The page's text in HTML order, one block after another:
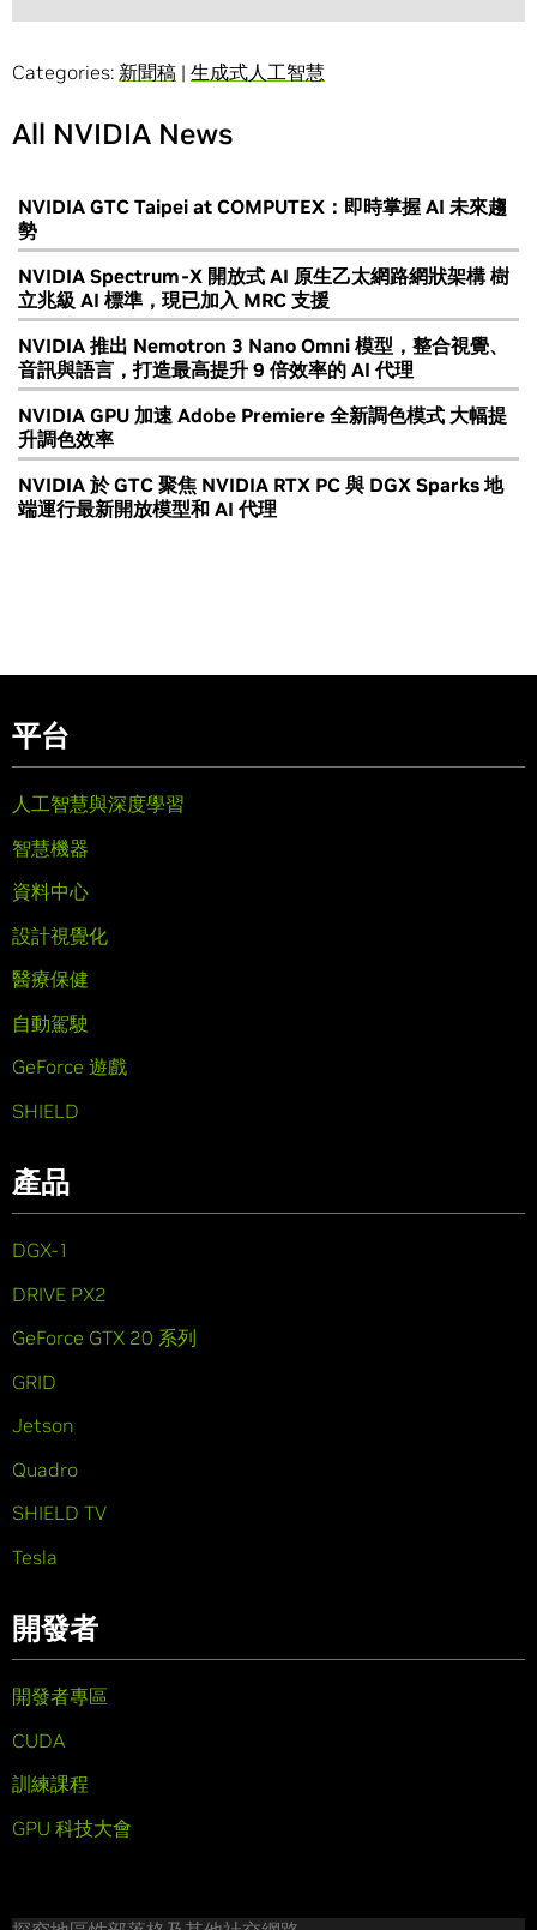
Categories: 新聞稿 | 生成式人工智慧
All NVIDIA News
NVIDIA GTC Taipei at COMPUTEX：即時掌握 AI 未來趨
勢
NVIDIA Spectrum-X 開放式 AI 原生乙太網路網狀架構 樹
立兆級 AI 標準，現已加入 MRC 支援
NVIDIA 推出 Nemotron 3 Nano Omni 模型，整合視覺、
音訊與語言，打造最高提升 9 倍效率的 AI 代理
NVIDIA GPU 加速 Adobe Premiere 全新調色模式 大幅提
升調色效率
NVIDIA 於 GTC 聚焦 NVIDIA RTX PC 與 DGX Sparks 地
端運行最新開放模型和 AI 代理
平台
人工智慧與深度學習
智慧機器
資料中心
設計視覺化
醫療保健
自動駕駛
GeForce 遊戲
SHIELD
產品
DGX-1
DRIVE PX2
GeForce GTX 20 系列
GRID
Jetson
Quadro
SHIELD TV
Tesla
開發者
開發者專區
CUDA
訓練課程
GPU 科技大會